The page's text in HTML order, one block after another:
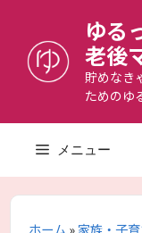
へ
ゆる
老後
貯めなき
ためのゆ
メニュー
ホーム»家族・子